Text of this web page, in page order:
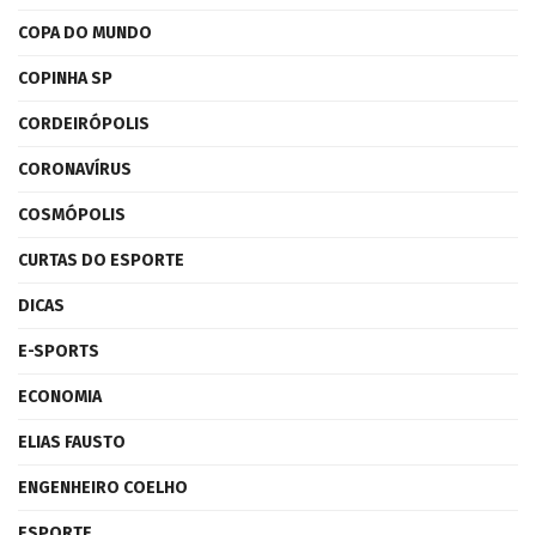
COPA DO MUNDO
COPINHA SP
CORDEIRÓPOLIS
CORONAVÍRUS
COSMÓPOLIS
CURTAS DO ESPORTE
DICAS
E-SPORTS
ECONOMIA
ELIAS FAUSTO
ENGENHEIRO COELHO